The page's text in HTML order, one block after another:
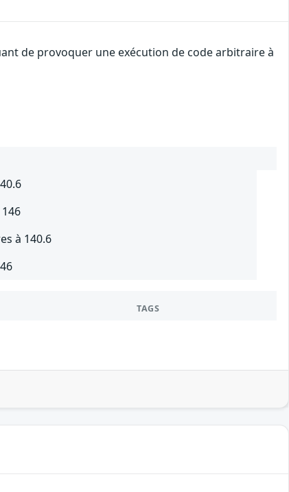
de provoquer une exécution de code arbitraire à
à 140.6
TAGS